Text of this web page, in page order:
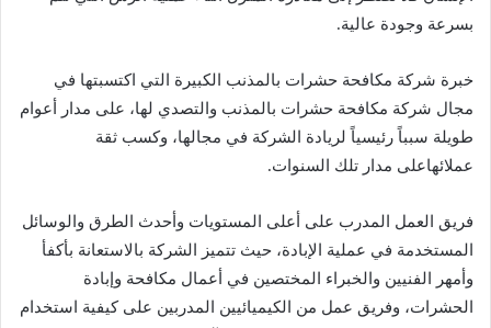
بسرعة وجودة عالية.
خبرة شركة مكافحة حشرات بالمذنب الكبيرة التي اكتسبتها في
مجال شركة مكافحة حشرات بالمذنب والتصدي لها، على مدار أعوام
طويلة سبباً رئيسياً لريادة الشركة في مجالها، وكسب ثقة
عملائهاعلى مدار تلك السنوات.
فريق العمل المدرب على أعلى المستويات وأحدث الطرق والوسائل
المستخدمة في عملية الإبادة، حيث تتميز الشركة بالاستعانة بأكفأ
وأمهر الفنيين والخبراء المختصين في أعمال مكافحة وإبادة
الحشرات، وفريق عمل من الكيميائيين المدربين على كيفية استخدام